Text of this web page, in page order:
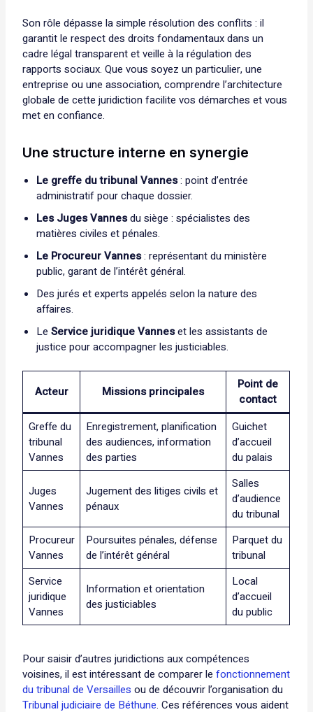
Son rôle dépasse la simple résolution des conflits : il
garantit le respect des droits fondamentaux dans un
cadre légal transparent et veille à la régulation des
rapports sociaux. Que vous soyez un particulier, une
entreprise ou une association, comprendre l’architecture
globale de cette juridiction facilite vos démarches et vous
met en confiance.
Une structure interne en synergie
Le greffe du tribunal Vannes: point d’entrée
administratif pour chaque dossier.
Les Juges Vannesdu siège : spécialistes des
matières civiles et pénales.
Le Procureur Vannes: représentant du ministère
public, garant de l’intérêt général.
Des jurés et experts appelés selon la nature des
affaires.
LeService juridique Vanneset les assistants de
justice pour accompagner les justiciables.
Acteur Missions principales
Point de
contact
Greffe du
tribunal
Vannes
Enregistrement, planification
des audiences, information
des parties
Guichet
d’accueil
du palais
Juges
Vannes
Jugement des litiges civils et
pénaux
Salles
d’audience
du tribunal
Procureur
Vannes
Poursuites pénales, défense
de l’intérêt général
Parquet du
tribunal
Service
juridique
Vannes
Information et orientation
des justiciables
Local
d’accueil
du public
Pour saisir d’autres juridictions aux compétences
voisines, il est intéressant de comparer lefonctionnement
du tribunal de Versailles ou de découvrir l’organisation du
Tribunal judiciaire de Béthune. Ces références vous aident